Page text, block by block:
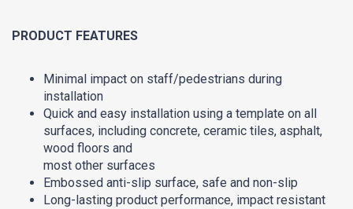
PRODUCT FEATURES
Minimal impact on staff/pedestrians during
installation
Quick and easy installation using a template on all
surfaces, including concrete, ceramic tiles, asphalt,
wood floors and
most other surfaces
Embossed anti-slip surface, safe and non-slip
Long-lasting product performance, impact resistant